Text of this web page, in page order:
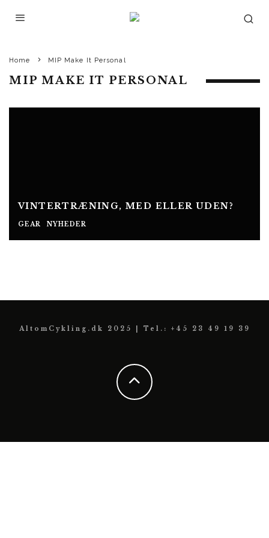
Home MIP Make It Personal
MIP MAKE IT PERSONAL
VINTERTRÆNING, MED ELLER UDEN?
GEAR NYHEDER
AltomCykling.dk 2025 | Tel.: +45 23 49 19 39